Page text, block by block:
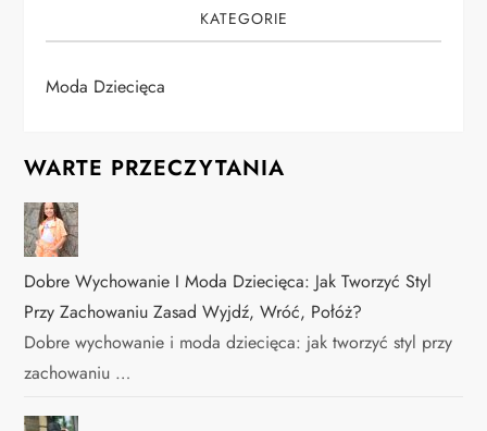
KATEGORIE
Moda Dziecięca
WARTE PRZECZYTANIA
Dobre Wychowanie I Moda Dziecięca: Jak Tworzyć Styl
Przy Zachowaniu Zasad Wyjdź, Wróć, Połóż?
Dobre wychowanie i moda dziecięca: jak tworzyć styl przy
zachowaniu …